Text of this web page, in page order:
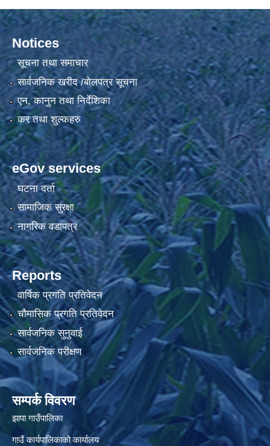
Notices
सूचना तथा समाचार
सार्वजनिक खरीद /बोलपत्र सूचना
एन, कानुन तथा निर्देशिका
कर तथा शुल्कहरु
eGov services
घटना दर्ता
सामाजिक सुरक्षा
नागरिक वडापत्र
Reports
वार्षिक प्रगति प्रतिवेदन
चौमासिक प्रगति प्रतिवेदन
सार्वजनिक सुनुवाई
सार्वजनिक परीक्षण
सम्पर्क विवरण
झापा गाउँपालिका
गाउँ कार्यपालिकाको कार्यालय